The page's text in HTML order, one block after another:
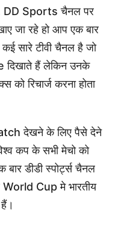
DD Sports चैनल पर
जा रहे हो आप एक बार
सारे टीवी चैनल है जो
दिखाते हैं लेकिन उनके
रिचार्ज करना होता
देखने के लिए पैसे देने
कप के सभी मेचो को
डीडी स्पोर्ट्स चैनल
Cup मे भारतीय